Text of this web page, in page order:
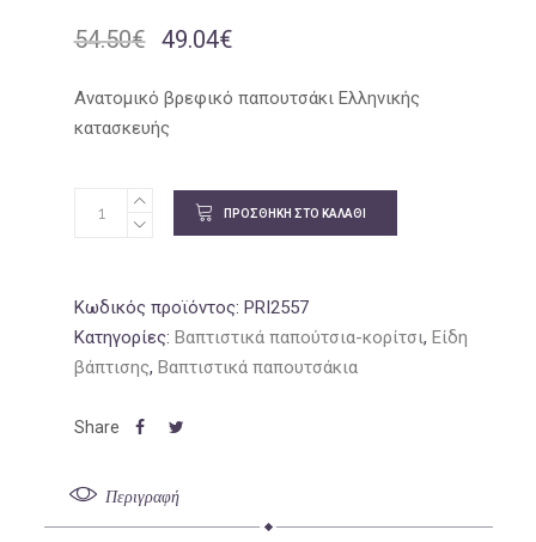
54.50€
Original
was:
54.50€.
49.04€Η
τιμή
Ανατομικό βρεφικό παπουτσάκι Ελληνικής
κατασκευής
ΠΡΟΣΘΉΚΗ ΣΤΟ ΚΑΛΆΘΙ
Κωδικός προϊόντος: PRI2557
Κατηγορίες: Βαπτιστικά παπούτσια-κορίτσι, Είδη
βάπτισης, Βαπτιστικά παπουτσάκια
Περιγραφή